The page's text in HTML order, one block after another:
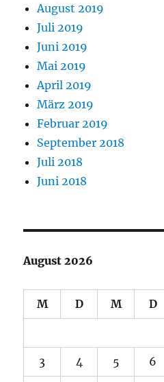
August 2019
Juli 2019
Juni 2019
Mai 2019
April 2019
März 2019
Februar 2019
September 2018
Juli 2018
Juni 2018
August 2026
M D M D
3 4 5 6